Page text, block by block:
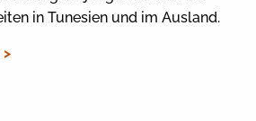
in Tunesien und im Ausland.